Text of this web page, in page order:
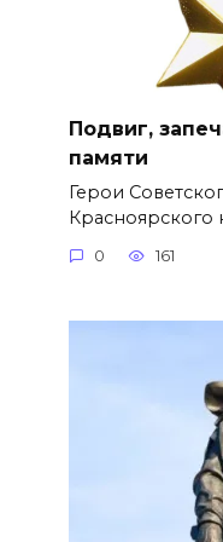
Подвиг,
памяти
Герои
Красноярского
0 161